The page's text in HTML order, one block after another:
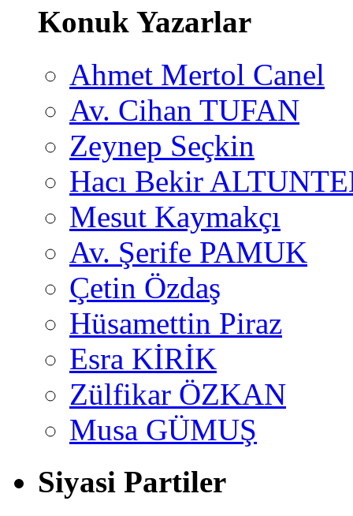
Konuk Yazarlar
Ahmet Mertol Canel
Av. Cihan TUFAN
Zeynep Seçkin
Hacı Bekir
Mesut Kaymakçı
Av. Şerife PAMUK
Çetin Özdaş
Hüsamettin Piraz
Esra KİRİK
Zülfikar ÖZKAN
Musa GÜMUŞ
Siyasi Partiler